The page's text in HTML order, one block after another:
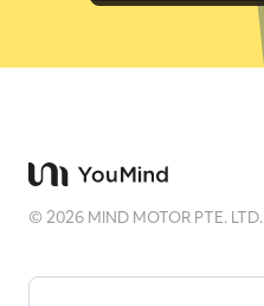
©2026 MIND MOTOR PTE. LTD.